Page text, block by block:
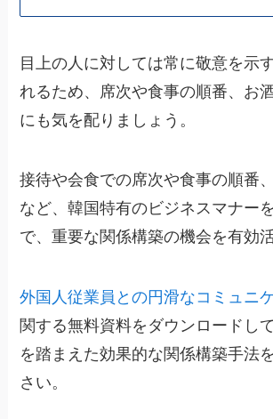
目上の人に対しては常に敬意を示
れるため、席次や食事の順番、お
にも気を配りましょう。
接待や会食での席次や食事の順番
など、韓国特有のビジネスマナー
で、重要な関係構築の機会を有効
外国人従業員との円滑なコミュニ
関する無料資料をダウンロードし
を踏まえた効果的な関係構築手法
さい。